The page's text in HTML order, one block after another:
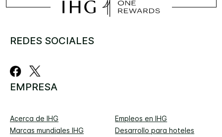
REDES SOCIALES
EMPRESA
Acerca de IHG
Empleos en IHG
Marcas mundiales IHG
Desarrollo para hoteles